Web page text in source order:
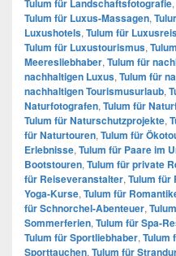
Tulum für Landschaftsfotografie
Tulum für Luxus-Massagen,
Luxushotels, Tulum für
Tulum für Luxustourismus,
Meeresliebhaber, Tulum für
nachhaltigen Luxus, Tulum für
nachhaltigen Tourismusurlaub,
Naturfotografen, Tulum für
Tulum für Naturschutzprojekte,
für Naturtouren, Tulum für
Erlebnisse, Tulum für Paare im
Bootstouren, Tulum für private
für Reiseveranstalter, Tulum für
Yoga-Kurse, Tulum für
für Schnorchel-Abenteuer,
Sommerferien, Tulum für Spa-
Tulum für Sportliebhaber, Tulum
Sporttauchen, Tulum für